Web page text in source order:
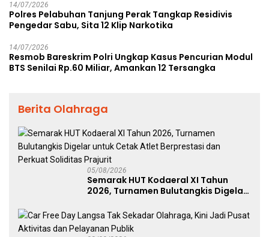
14/07/2026
Polres Pelabuhan Tanjung Perak Tangkap Residivis
Pengedar Sabu, Sita 12 Klip Narkotika
14/07/2026
Resmob Bareskrim Polri Ungkap Kasus Pencurian Modul
BTS Senilai Rp.60 Miliar, Amankan 12 Tersangka
Berita Olahraga
05/08/2026
Semarak HUT Kodaeral XI Tahun
2026, Turnamen Bulutangkis Digelar
Perkuat Soliditas Prajurit